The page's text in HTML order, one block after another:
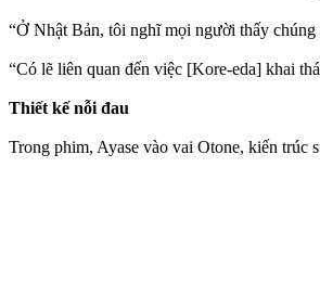
“Ở Nhật Bản, tôi nghĩ mọi người thấy
“Có lẽ liên quan đến việc [Kore-eda] khai
Thiết kế nỗi đau
Trong phim, Ayase vào vai Otone, kiến trúc